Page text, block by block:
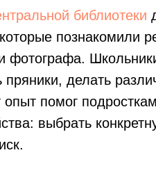
библиотеки
познакомили
фотографа.
делать
помог
выбрать